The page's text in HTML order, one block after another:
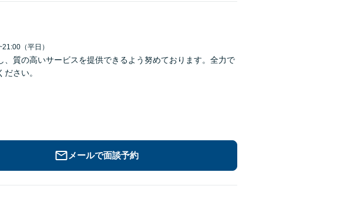
（平日）
質の高いサービスを提供できるよう努めております。全力で
さい。
メールで面談予約